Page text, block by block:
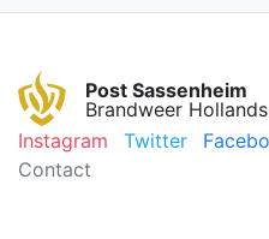
Post Sassenheim
Brandweer
Instagram
Twitter
Contact